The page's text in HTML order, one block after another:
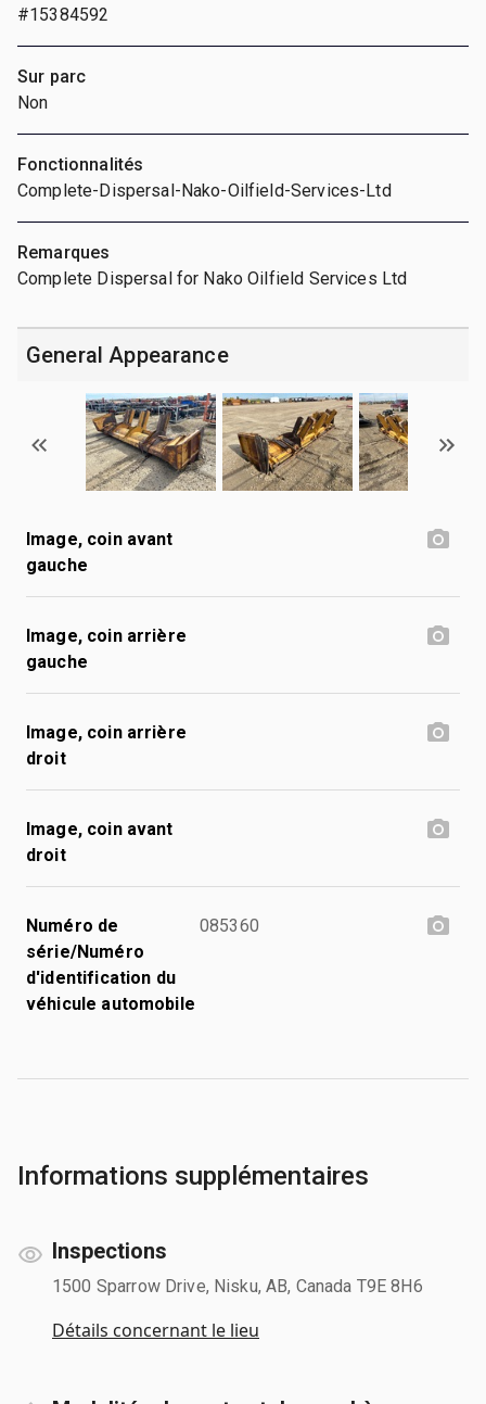
#15384592
Sur parc
Non
Fonctionnalités
Complete-Dispersal-Nako-Oilfield-Services-Ltd
Remarques
Complete Dispersal for Nako Oilfield Services Ltd
General Appearance
Image, coin avant
gauche
Image, coin arrière
gauche
Image, coin arrière
droit
Image, coin avant
droit
Numéro de
série/Numéro
d'identification du
véhicule automobile
085360
Informations supplémentaires
Inspections
1500 Sparrow Drive, Nisku, AB, Canada T9E 8H6
Détails concernant le lieu